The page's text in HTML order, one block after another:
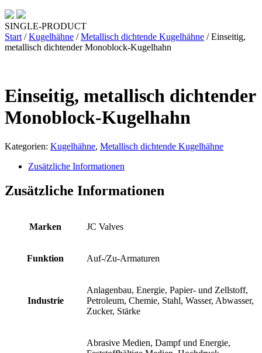
SINGLE-PRODUCT
Start /Kugelhähne /Metallisch dichtende Kugelhähne / Einseitig,
metallisch dichtender Monoblock-Kugelhahn
Einseitig, metallisch dichtender
Monoblock-Kugelhahn
Kategorien: Kugelhähne, Metallisch dichtende Kugelhähne
Zusätzliche Informationen
Zusätzliche Informationen
Marken JC Valves
Funktion Auf-/Zu-Armaturen
Industrie
Anlagenbau, Energie, Papier- und Zellstoff,
Petroleum, Chemie, Stahl, Wasser, Abwasser,
Zucker, Stärke
Abrasive Medien, Dampf und Energie,